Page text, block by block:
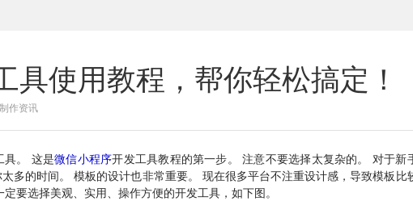
具使用教程，帮你轻松搞定！
作资讯
具。 这是微信小程序开发工具教程的第一步。 注意不要选择太复杂的。 对于新
多的时间。 模板的设计也非常重要。 现在很多平台不注重设计感，导致模板比
要选择美观、实用、操作方便的开发工具，如下图。